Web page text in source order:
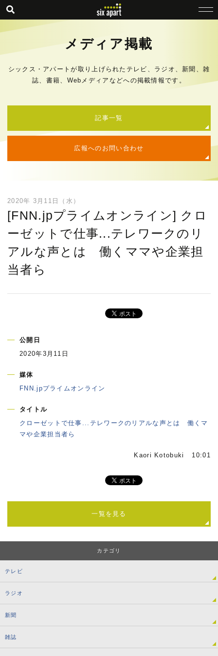
メディア掲載
シックス・アパートが取り上げられたテレビ、ラジオ、新聞、雑
誌、書籍、Webメディアなどへの掲載情報です。
記事一覧
広報へのお問い合わせ
2020年 3月11日（水）
[FNN.jpプライムオンライン] クロ
ーゼットで仕事...テレワークのリ
アルな声とは 働くママや企業担
当者ら
公開日
2020年3月11日
媒体
FNN.jpプライムオンライン
タイトル
クローゼットで仕事...テレワークのリアルな声とは 働くマ
マや企業担当者ら
Kaori Kotobuki 10:01
一覧を見る
カテゴリ
テレビ
ラジオ
新聞
雑誌